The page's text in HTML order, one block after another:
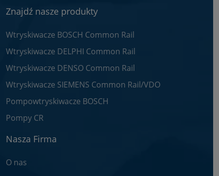
Znajdź nasze produkty
Wtryskiwacze BOSCH Common Rail
Wtryskiwacze DELPHI Common Rail
Wtryskiwacze DENSO Common Rail
Wtryskiwacze SIEMENS Common Rail/VDO
Pompowtryskiwacze BOSCH
Pompy CR
Nasza Firma
O nas